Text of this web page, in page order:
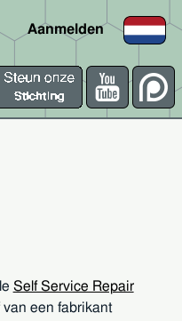
Aanmelden
Self Service Repair
een fabrikant